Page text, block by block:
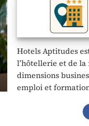
Hotels Aptitudes
l’hôtellerie et de
dimensions
emploi et